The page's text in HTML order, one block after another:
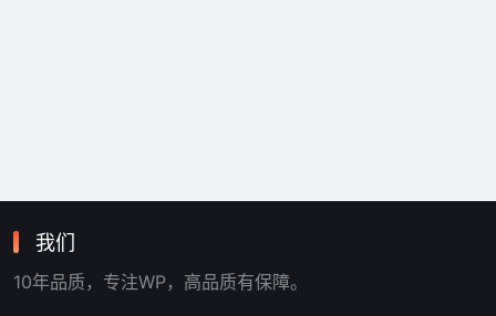
我们
10年品质，专注WP，高品质有保障。